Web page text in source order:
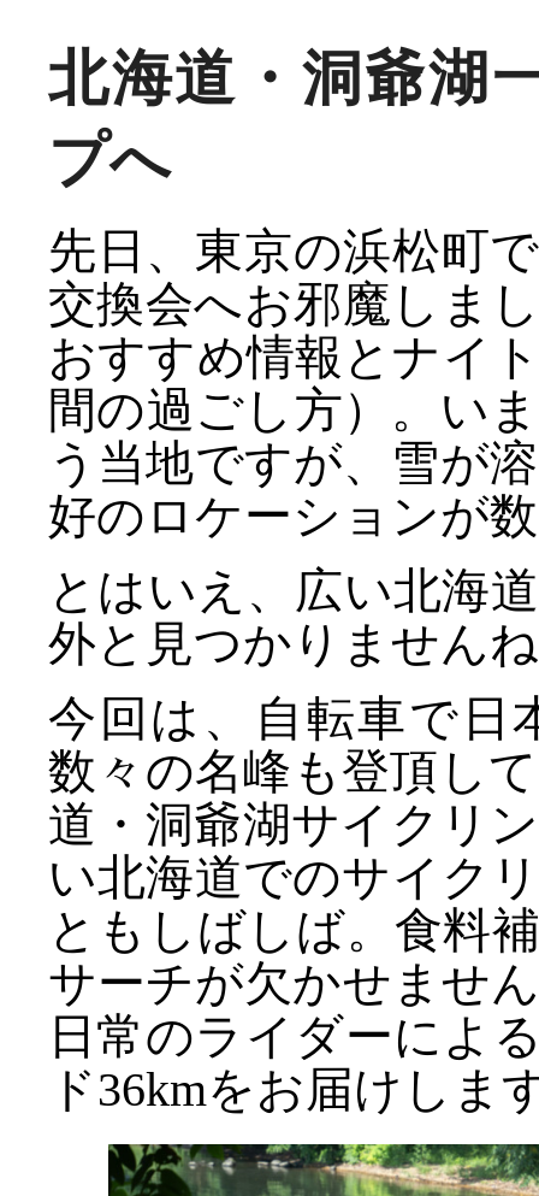
北海道・洞爺湖
プへ
先日、東京の浜松町
交換会へお邪魔しま
おすすめ情報とナイ
間の過ごし方）。い
う当地ですが、雪が
好のロケーションが
とはいえ、広い北海
外と見つかりません
今回は、自転車で日
数々の名峰も登頂し
道・洞爺湖サイクリ
い北海道でのサイク
ともしばしば。食料
サーチが欠かせませ
日常のライダーによ
ド36kmをお届けしま